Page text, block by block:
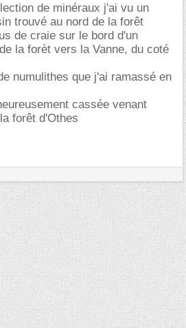
de minéraux j'ai vu un
trouvé au nord de la forêt
de craie sur le bord d'un
la forèt vers la Vanne, du coté
numulithes que j'ai ramassé en
cassée venant
forêt d'Othes